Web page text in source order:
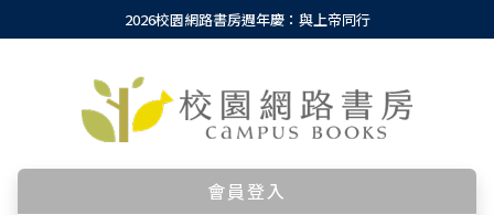
2026校園網路書房週年慶：與上帝同行
會員登入